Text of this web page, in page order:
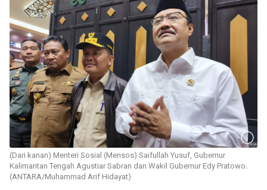
(Dari kanan) Menteri Sosial (Mensos) Saifullah Yusuf, Gubernur
Kalimantan Tengah Agustiar Sabran dan Wakil Gubernur Edy Pratowo.
(ANTARA/Muhammad Arif Hidayat)